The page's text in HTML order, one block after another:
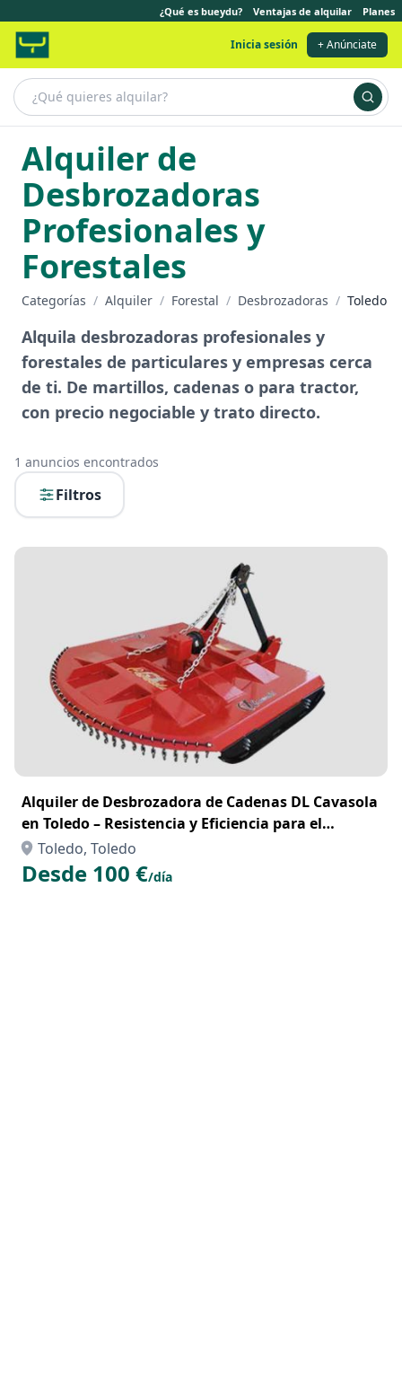
¿Qué es bueydu? Ventajas de alquilar Planes
Inicia sesión + Anúnciate
Alquiler de
Desbrozadoras
Profesionales y
Forestales
Categorías / Alquiler / Forestal / Desbrozadoras / Toledo
Alquila desbrozadoras profesionales y
forestales de particulares y empresas cerca
de ti. De martillos, cadenas o para tractor,
con precio negociable y trato directo.
1 anuncios encontrados
Filtros
Alquiler de Desbrozadora de Cadenas DL Cavasola
en Toledo – Resistencia y Eficiencia para el
Desbroce Pesado
Toledo, Toledo
Desde 100 €/día